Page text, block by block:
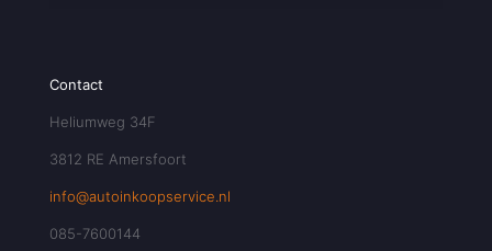
Contact
Heliumweg 34F
3812 RE Amersfoort
info@autoinkoopservice.nl
085-7600144